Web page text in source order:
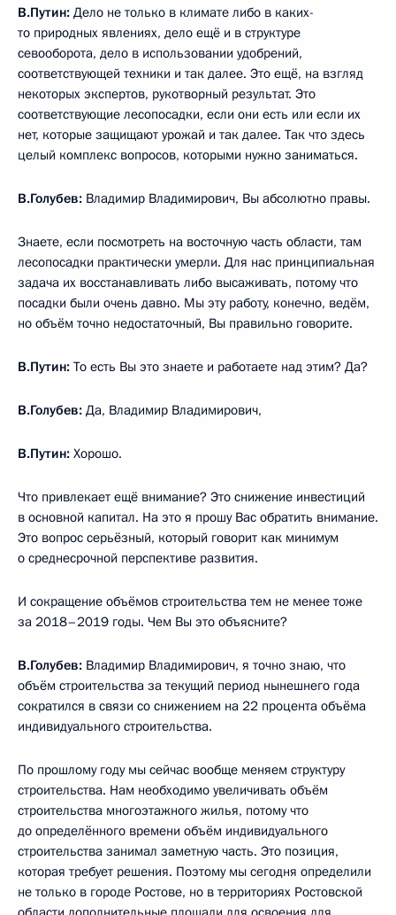
В.Путин: Дело не только в климате либо в каких-
то природных явлениях, дело ещё и в структуре
севооборота, дело в использовании удобрений,
соответствующей техники и так далее. Это ещё, на взгляд
некоторых экспертов, рукотворный результат. Это
соответствующие лесопосадки, если они есть или если их
нет, которые защищают урожай и так далее. Так что здесь
целый комплекс вопросов, которыми нужно заниматься.
В.Голубев: Владимир Владимирович, Вы абсолютно правы.
Знаете, если посмотреть на восточную часть области, там
лесопосадки практически умерли. Для нас принципиальная
задача их восстанавливать либо высаживать, потому что
посадки были очень давно. Мы эту работу, конечно, ведём,
но объём точно недостаточный, Вы правильно говорите.
В.Путин: То есть Вы это знаете и работаете над этим? Да?
В.Голубев: Да, Владимир Владимирович,
В.Путин: Хорошо.
Что привлекает ещё внимание? Это снижение инвестиций
в основной капитал. На это я прошу Вас обратить внимание.
Это вопрос серьёзный, который говорит как минимум
о среднесрочной перспективе развития.
И сокращение объёмов строительства тем не менее тоже
за 2018–2019 годы. Чем Вы это объясните?
В.Голубев: Владимир Владимирович, я точно знаю, что
объём строительства за текущий период нынешнего года
сократился в связи со снижением на 22 процента объёма
индивидуального строительства.
По прошлому году мы сейчас вообще меняем структуру
строительства. Нам необходимо увеличивать объём
строительства многоэтажного жилья, потому что
до определённого времени объём индивидуального
строительства занимал заметную часть. Это позиция,
которая требует решения. Поэтому мы сегодня определили
не только в городе Ростове, но в территориях Ростовской